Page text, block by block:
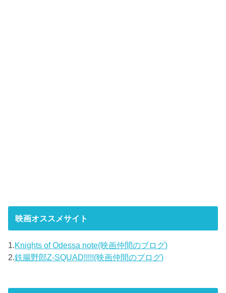
映画オススメサイト
1.Knights of Odessa note(映画仲間のブログ)
2.鉄腸野郎Z-SQUAD!!!!!(映画仲間のブログ)